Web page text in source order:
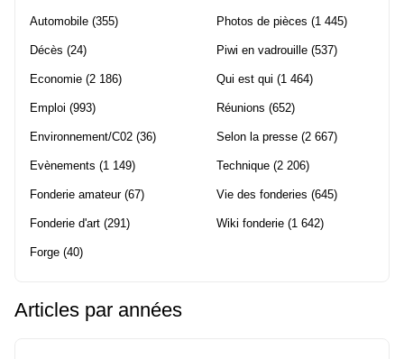
Automobile (355)
Décès (24)
Economie (2 186)
Emploi (993)
Environnement/C02 (36)
Evènements (1 149)
Fonderie amateur(67)
Fonderie d'art (291)
Forge (40)
Photos de pièces (1 445)
Piwi en vadrouille (537)
Qui est qui (1 464)
Réunions (652)
Selon la presse (2 667)
Technique (2 206)
Vie des fonderies (645)
Wiki fonderie (1 642)
Articles par années